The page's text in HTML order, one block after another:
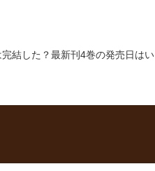
結した？最新刊4巻の発売日はい